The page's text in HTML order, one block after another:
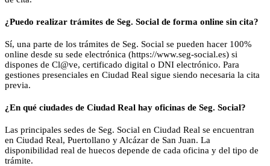
¿Puedo realizar trámites de Seg. Social de forma online sin cita?
Sí, una parte de los trámites de Seg. Social se pueden hacer 100%
online desde su sede electrónica (https://www.seg-social.es) si
dispones de Cl@ve, certificado digital o DNI electrónico. Para
gestiones presenciales en Ciudad Real sigue siendo necesaria la cita
previa.
¿En qué ciudades de Ciudad Real hay oficinas de Seg. Social?
Las principales sedes de Seg. Social en Ciudad Real se encuentran
en Ciudad Real, Puertollano y Alcázar de San Juan. La
disponibilidad real de huecos depende de cada oficina y del tipo de
trámite.